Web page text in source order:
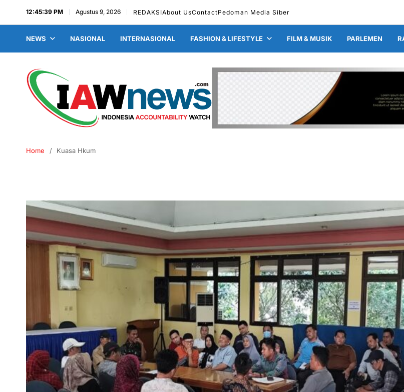
12:45:40 PM Agustus 9, 2026 REDAKSIAbout UsContactPedoman Media Siber
NEWS NASIONAL INTERNASIONAL FASHION & LIFESTYLE FILM & MUSIK PARLEMEN
Home Kuasa Hkum